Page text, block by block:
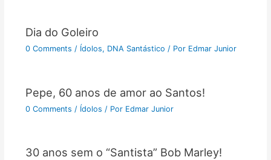
Dia do Goleiro
0 Comments / Ídolos, DNA Santástico / Por Edmar Junior
Pepe, 60 anos de amor ao Santos!
0 Comments / Ídolos / Por Edmar Junior
30 anos sem o “Santista” Bob Marley!